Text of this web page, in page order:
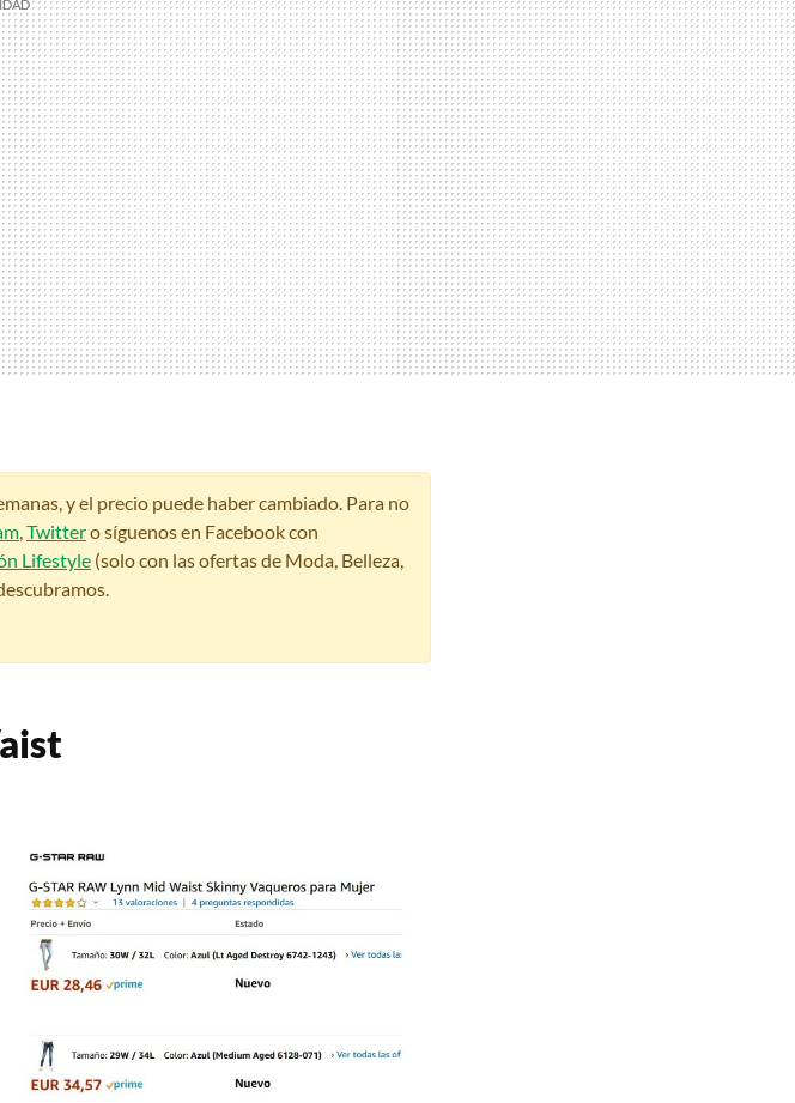
y el precio puede haber cambiado. Para no
Twittero síguenos en Facebook con
Lifestyle (solo con las ofertas de Moda, Belleza,